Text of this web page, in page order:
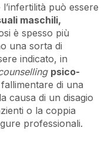
può essere
maschili,
è spesso più
una sorta di
indicato, in
psico-
di una
causa di un disagio
o la coppia
professionali.